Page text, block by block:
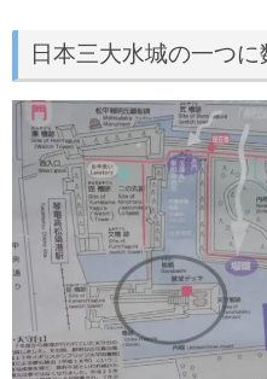
日本三大水城の一つ